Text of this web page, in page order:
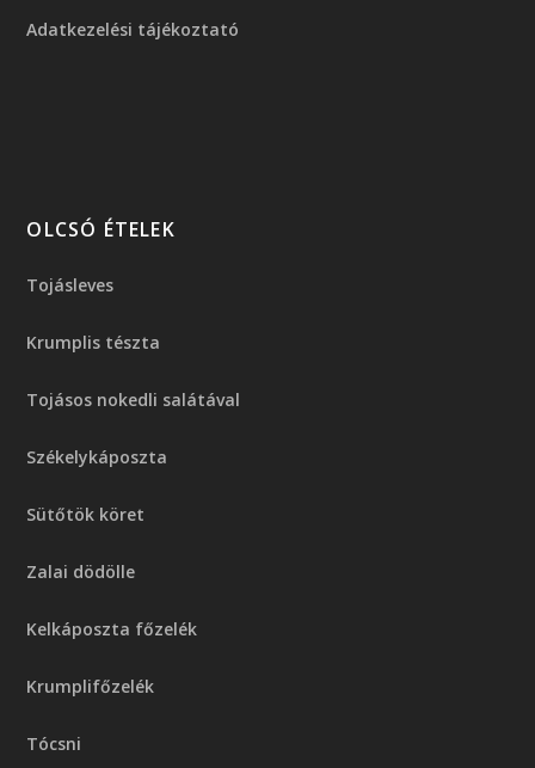
Adatkezelési tájékoztató
OLCSÓ ÉTELEK
Tojásleves
Krumplis tészta
Tojásos nokedli salátával
Székelykáposzta
Sütőtök köret
Zalai dödölle
Kelkáposzta főzelék
Krumplifőzelék
Tócsni